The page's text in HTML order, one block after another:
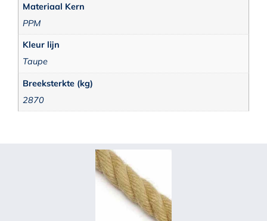
Materiaal Kern
PPM
Kleur lijn
Taupe
Breeksterkte (kg)
2870